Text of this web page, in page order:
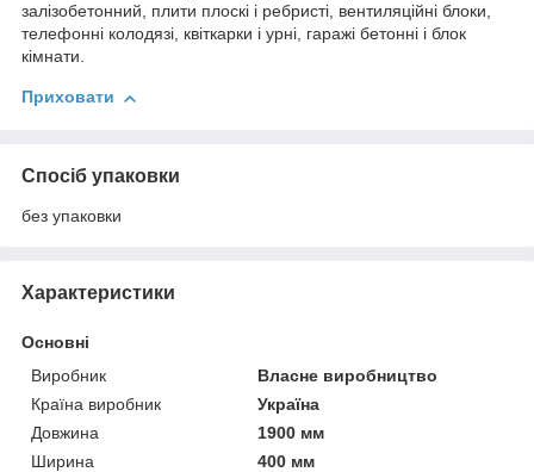
залізобетонний, плити плоскі і ребристі, вентиляційні блоки,
телефонні колодязі, квіткарки і урні, гаражі бетонні і блок
кімнати.
Приховати
Спосіб упаковки
без упаковки
Характеристики
Основні
Виробник
Власне виробництво
Країна виробник
Україна
Довжина
1900 мм
Ширина
400 мм